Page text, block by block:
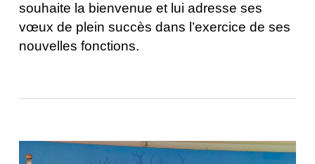
souhaite la bienvenue et lui adresse ses
vœux de plein succès dans l’exercice de ses
nouvelles fonctions.